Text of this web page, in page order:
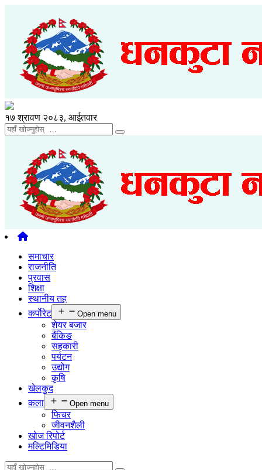
१७ श्रावण २०८३, आईतवार
समाचार
राजनीति
प्रवास
शिक्षा
स्थानीय तह
कर्पाेरेट
Open menu
शेयर बजार
बैंकिङ
सहकारी
पर्यटन
उद्योग
कृषि
खेलकुद
कला
Open menu
फिचर
जीवनशैली
खोज रिपोर्ट
मल्टिमिडिया